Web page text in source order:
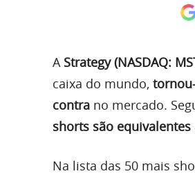
A Strategy (NASDAQ:
caixa do mundo,
contra no mercado.
shorts são
Na lista das 50 mais